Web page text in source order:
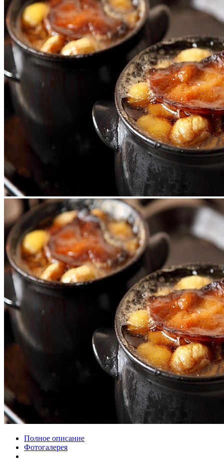
Полное описание
Фотогалерея